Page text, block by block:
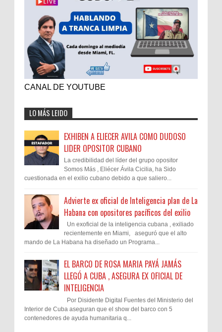
CANAL DE YOUTUBE
LO MÁS LEIDO
EXHIBEN A ELIECER AVILA COMO DUDOSO
LIDER OPOSITOR CUBANO
La credibilidad del líder del grupo opositor
Somos Más , Eliécer Ávila Cicilia, ha Sido
cuestionada en el exilio cubano debido a que saliero...
Advierte ex oficial de Inteligencia plan de La
Habana con opositores pacíficos del exilio
Un exoficial de la inteligencia cubana , exiliado
recientemente en Miami, aseguró que el alto
mando de La Habana ha diseñado un Programa...
EL BARCO DE ROSA MARIA PAYÁ JAMÁS
LLEGÓ A CUBA , ASEGURA EX OFICIAL DE
INTELIGENCIA
Por Disidente Digital Fuentes del Ministerio del
Interior de Cuba aseguran que el show del barco con 5
contenedores de ayuda humanitaria q...